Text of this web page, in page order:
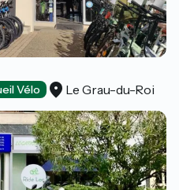
Vélo Le Grau-du-Roi